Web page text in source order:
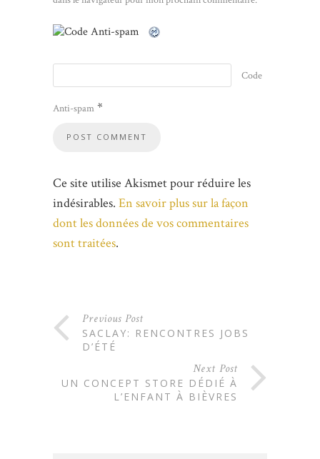
Code
Anti-spam *
Ce site utilise Akismet pour réduire les
indésirables. En savoir plus sur la façon
dont les données de vos commentaires
sont traitées.
Previous Post
SACLAY: RENCONTRES JOBS
D’ÉTÉ
Next Post
UN CONCEPT STORE DÉDIÉ À
L’ENFANT À BIÈVRES